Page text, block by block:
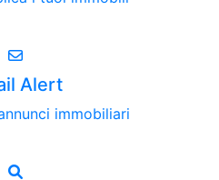
Alert
immobiliari